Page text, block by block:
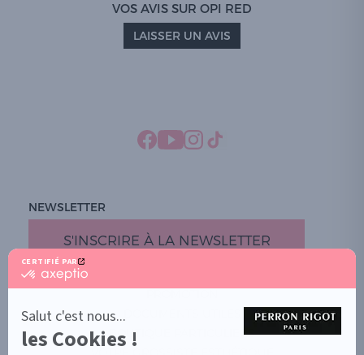
CERTIFIÉ PAR
certifié
En
savoir
plus
Salut c'est nous...
les Cookies !
VOS AVIS SUR OPI RED
LAISSER UN AVIS
NEWSLETTER
S'INSCRIRE À LA NEWSLETTER
BOUTIQUE PARTICULIERS